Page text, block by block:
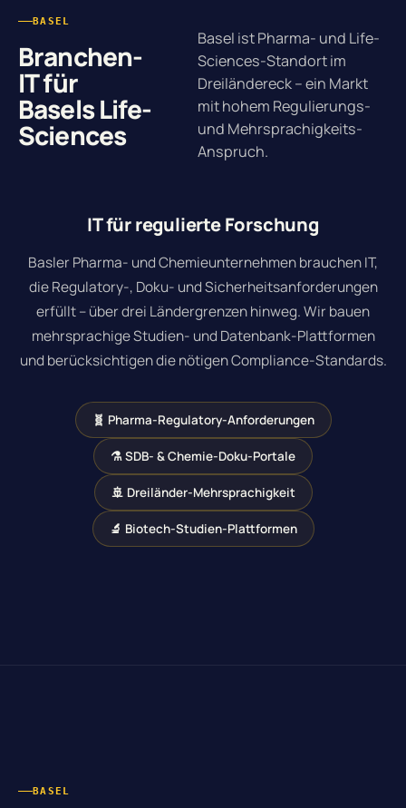
BASEL
Branchen-
IT für
Basels Life-
Sciences
Basel ist Pharma- und Life-
Sciences-Standort im
Dreiländereck – ein Markt
mit hohem Regulierungs-
und Mehrsprachigkeits-
Anspruch.
IT für regulierte Forschung
Basler Pharma- und Chemieunternehmen brauchen IT,
die Regulatory-, Doku- und Sicherheitsanforderungen
erfüllt – über drei Ländergrenzen hinweg. Wir bauen
mehrsprachige Studien- und Datenbank-Plattformen
und berücksichtigen die nötigen Compliance-Standards.
🧬 Pharma-Regulatory-Anforderungen
⚗️ SDB- & Chemie-Doku-Portale
🚢 Dreiländer-Mehrsprachigkeit
🔬 Biotech-Studien-Plattformen
BASEL